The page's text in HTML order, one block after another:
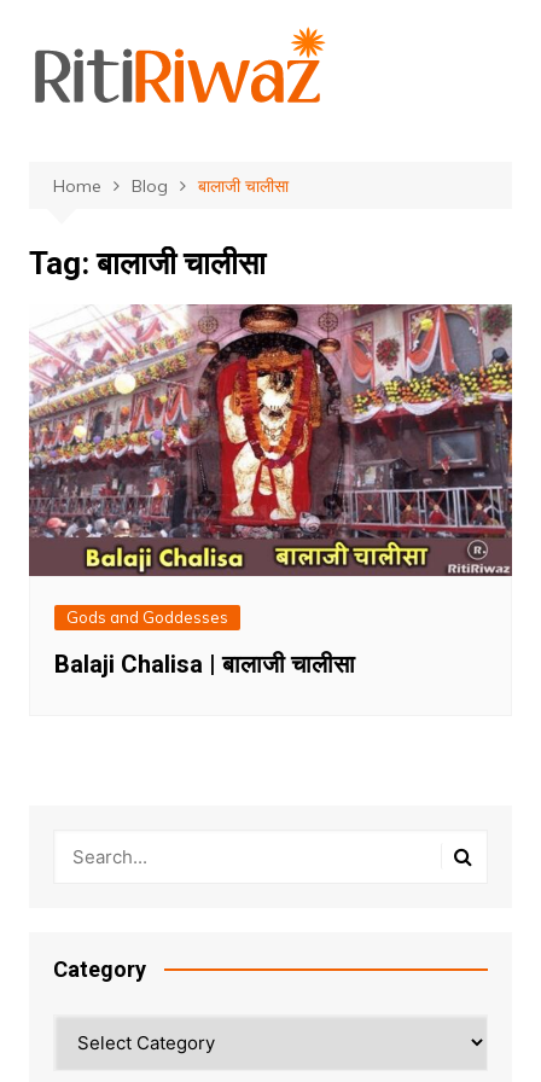
content
Home Blog बालाजी चालीसा
Tag:बालाजी चालीसा
Gods and Goddesses
Balaji Chalisa | बालाजी चालीसा
Category